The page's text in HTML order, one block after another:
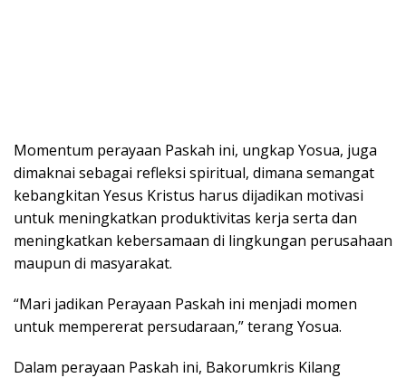
Momentum perayaan Paskah ini, ungkap Yosua, juga
dimaknai sebagai refleksi spiritual, dimana semangat
kebangkitan Yesus Kristus harus dijadikan motivasi
untuk meningkatkan produktivitas kerja serta dan
meningkatkan kebersamaan di lingkungan perusahaan
maupun di masyarakat.
“Mari jadikan Perayaan Paskah ini menjadi momen
untuk mempererat persudaraan,” terang Yosua.
Dalam perayaan Paskah ini, Bakorumkris Kilang